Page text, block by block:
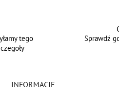
tego
Sprawdź
INFORMACJE